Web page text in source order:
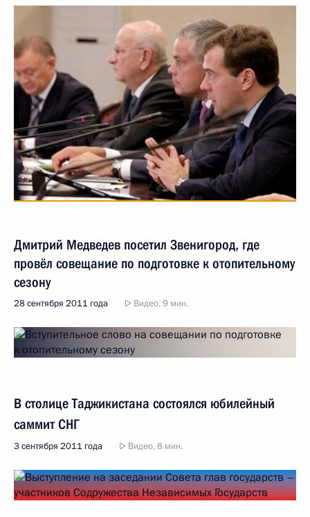
Дмитрий Медведев посетил Звенигород, где
провёл совещание по подготовке к отопительному
сезону
28 сентября 2011 года Видео, 9 мин.
В столице Таджикистана состоялся юбилейный
саммит СНГ
3 сентября 2011 года Видео, 8 мин.